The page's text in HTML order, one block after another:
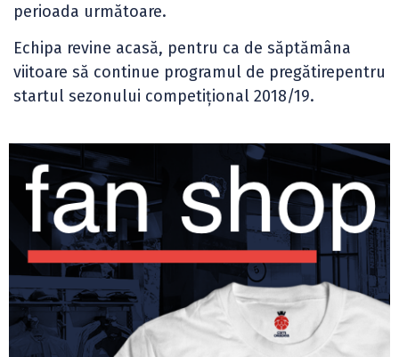
perioada următoare.
Echipa revine acasă, pentru ca de săptămâna
viitoare să continue programul de pregătirepentru
startul sezonului competițional 2018/19.